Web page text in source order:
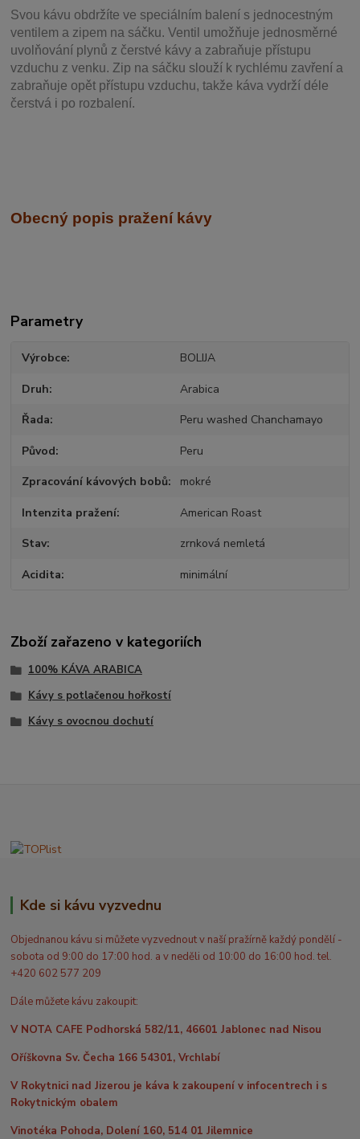
Svou kávu obdržíte ve speciálním balení s jednocestným
ventilem a zipem na sáčku. Ventil umožňuje jednosměrné
uvolňování plynů z čerstvé kávy a zabraňuje přístupu
vzduchu z venku. Zip na sáčku slouží k rychlému zavření a
zabraňuje opět přístupu vzduchu, takže káva vydrží déle
čerstvá i po rozbalení.
Obecný popis pražení kávy
Parametry
Výrobce BOLIJA
Druh Arabica
Řada Peru washed Chanchamayo
Původ Peru
Zpracování kávových bobů mokré
Intenzita pražení American Roast
Stav zrnková nemletá
Acidita minimální
Zboží zařazeno v kategoriích
100% KÁVA ARABICA
Kávy s potlačenou hořkostí
Kávy s ovocnou dochutí
Kde si kávu vyzvednu
Objednanou kávu si můžete vyzvednout v naší pražírně každý pondělí -
sobota od 9:00 do 17:00 hod. a v neděli od 10:00 do 16:00 hod. tel.
+420 602 577 209
Dále můžete kávu zakoupit:
V NOTA CAFE Podhorská 582/11, 46601 Jablonec nad Nisou
Oříškovna Sv. Čecha 166 54301, Vrchlabí
V Rokytnici nad Jizerou je káva k zakoupení v infocentrech i s
Rokytnickým obalem
Vinotéka Pohoda, Dolení 160, 514 01 Jilemnice